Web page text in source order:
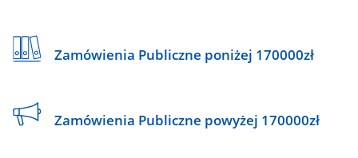
Zamówienia Publiczne poniżej 170000zł
Zamówienia Publiczne powyżej 170000zł